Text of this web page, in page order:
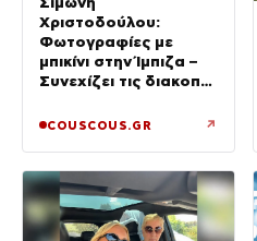
Χριστοδούλου:
Φωτογραφίες με
μπικίνι στην Ίμπιζα –
Συνεχίζει τις διακοπές
της, Αντρέα Γεωργίου
COUSCOUS.GR ↗